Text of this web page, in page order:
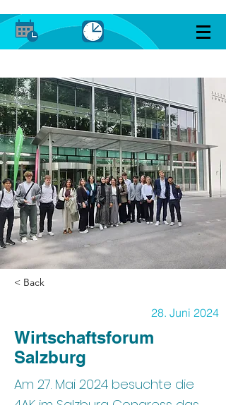
< Back
28. Juni 2024
Wirtschaftsforum
Salzburg
Am 27. Mai 2024 besuchte die